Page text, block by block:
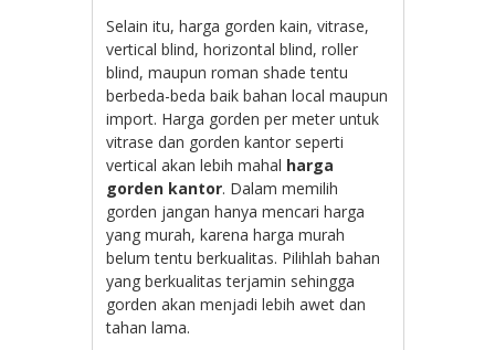
Selain itu, harga gorden kain, vitrase,
vertical blind, horizontal blind, roller
blind, maupun roman shade tentu
berbeda-beda baik bahan local maupun
import. Harga gorden per meter untuk
vitrase dan gorden kantor seperti
vertical akan lebih mahal harga
gorden kantor. Dalam memilih
gorden jangan hanya mencari harga
yang murah, karena harga murah
belum tentu berkualitas. Pilihlah bahan
yang berkualitas terjamin sehingga
gorden akan menjadi lebih awet dan
tahan lama.